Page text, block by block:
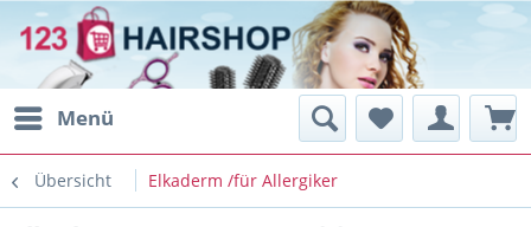
Menü
Übersicht Elkaderm /für Allergiker